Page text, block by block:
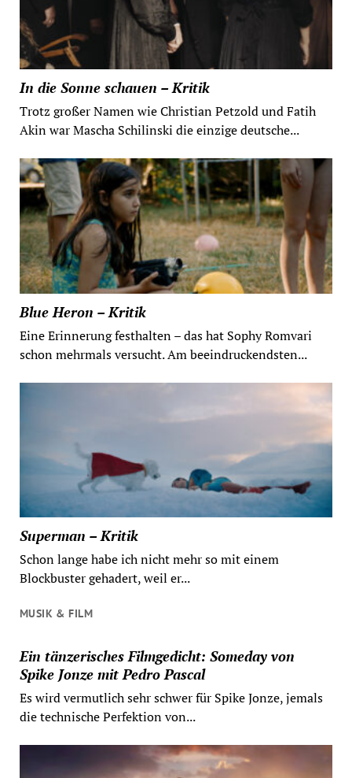
In die Sonne schauen – Kritik
Trotz großer Namen wie Christian Petzold und Fatih
Akin war Mascha Schilinski die einzige deutsche...
Blue Heron – Kritik
Eine Erinnerung festhalten – das hat Sophy Romvari
schon mehrmals versucht. Am beeindruckendsten...
Superman – Kritik
Schon lange habe ich nicht mehr so mit einem
Blockbuster gehadert, weil er...
MUSIK & FILM
Ein tänzerisches Filmgedicht: Someday von
Spike Jonze mit Pedro Pascal
Es wird vermutlich sehr schwer für Spike Jonze, jemals
die technische Perfektion von...